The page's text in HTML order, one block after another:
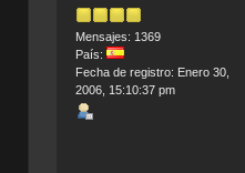
Mensajes: 1369
País:
Fecha de registro: Enero 30,
2006, 15:10:37 pm